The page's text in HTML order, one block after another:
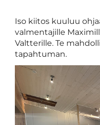
Iso kiitos kuuluu
valmentajille
Valtterille. Te
tapahtuman.